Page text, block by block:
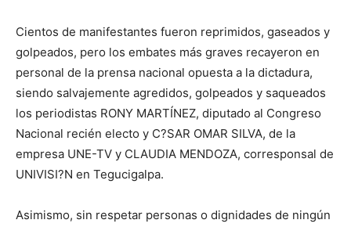
Cientos de manifestantes fueron reprimidos, gaseados y
golpeados, pero los embates más graves recayeron en
personal de la prensa nacional opuesta a la dictadura,
siendo salvajemente agredidos, golpeados y saqueados
los periodistas RONY MARTÍNEZ, diputado al Congreso
Nacional recién electo y C?SAR OMAR SILVA, de la
empresa UNE-TV y CLAUDIA MENDOZA, corresponsal de
UNIVISI?N en Tegucigalpa.
Asimismo, sin respetar personas o dignidades de ningún